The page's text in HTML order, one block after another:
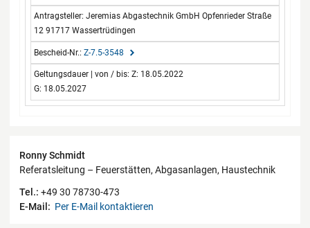
Jeremias Abgastechnik GmbH Opfenrieder Straße
12 91717 Wassertrüdingen
Z-7.5-3548
Z: 18.05.2022
G: 18.05.2027
Kontaktdaten
Ronny Schmidt
Referatsleitung – Feuerstätten, Abgasanlagen, Haustechnik
Tel.: +49 30 78730-473
E-Mail: Per E-Mail kontaktieren